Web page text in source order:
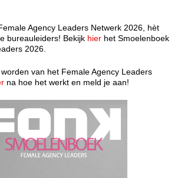
Agency Leaders Netwerk 2026, hèt
bureauleiders! Bekijk hier het Smoelenboek
2026.
van het Female Agency Leaders
na hoe het werkt en meld je aan!